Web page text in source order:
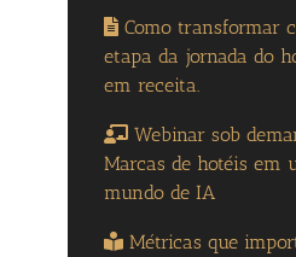
Como transformar
etapa da jornada do
em receita.
Webinar sob
Marcas de hotéis em
mundo de IA
Métricas que